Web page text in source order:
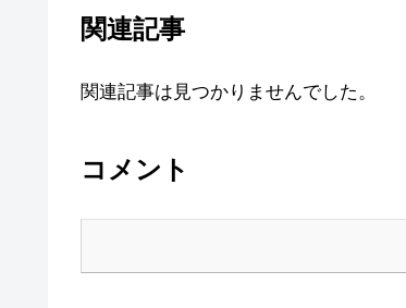
関連記事
関連記事は見つかりませんでした。
コメント